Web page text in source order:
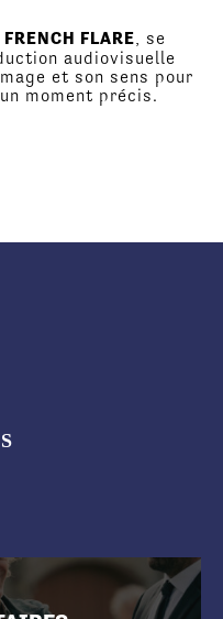
FRENCH FLARE , se
audiovisuelle
et son sens pour
moment précis.